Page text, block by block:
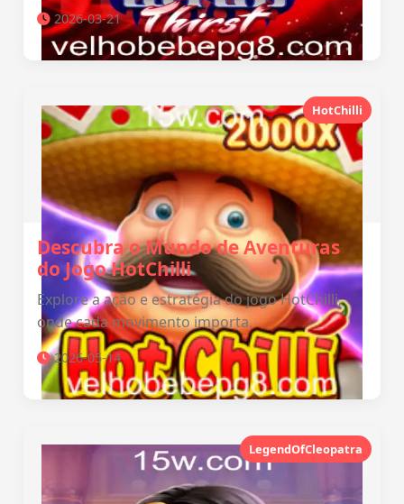
2026-03-21
HotChilli
Descubra o Mundo de Aventuras
do Jogo HotChilli
Explore a ação e estratégia do jogo HotChilli,
onde cada movimento importa.
2026-05-14
LegendOfCleopatra